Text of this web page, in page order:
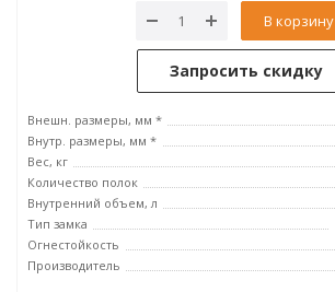
В корзину
Запросить скидку
Внешн. размеры, мм *
Внутр. размеры, мм *
Вес, кг
Количество полок
Внутренний объем, л
Тип замка
Огнестойкость
Производитель